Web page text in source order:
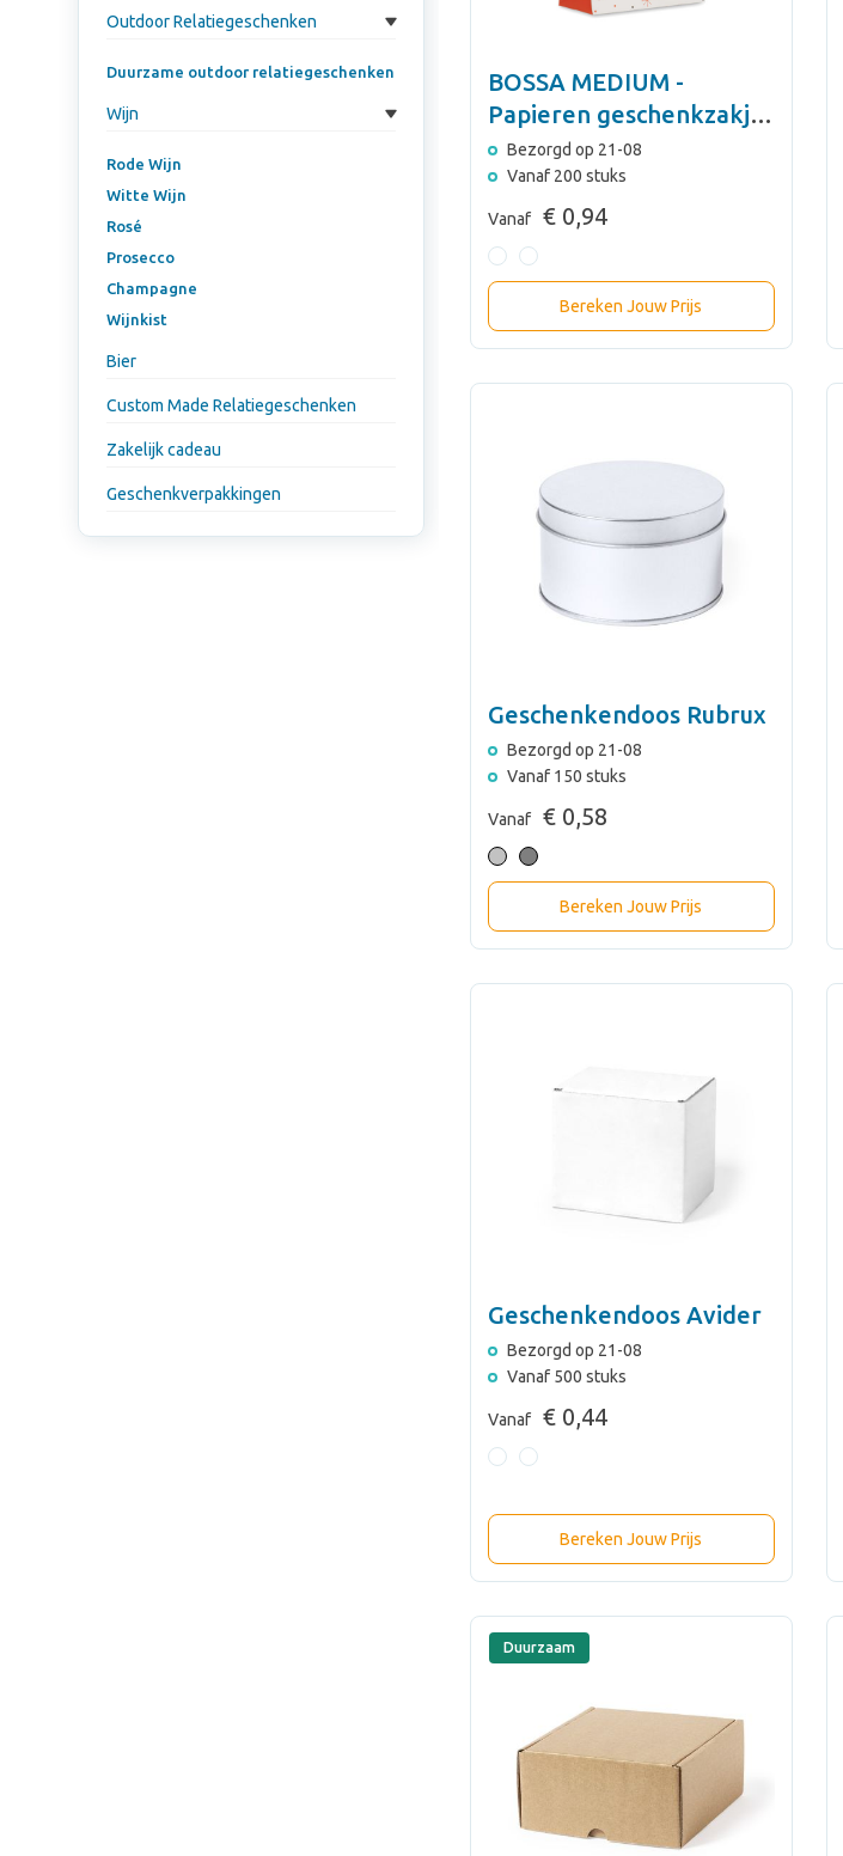
Outdoor Relatiegeschenken
Duurzame outdoor relatiegeschenken
Wijn
Rode Wijn
Witte Wijn
Rosé
Prosecco
Champagne
Wijnkist
Bier
Custom Made Relatiegeschenken
Zakelijk cadeau
Geschenkverpakkingen
BOSSA MEDIUM -
Papieren geschenkzakje
(M)Bezorgd op 21-08
Vanaf 200 stuks
Vanaf € 0,94
Bereken Jouw Prijs
Geschenkendoos Rubrux
Bezorgd op 21-08
Vanaf 150 stuks
Vanaf € 0,58
Bereken Jouw Prijs
Geschenkendoos Avider
Bezorgd op 21-08
Vanaf 500 stuks
Vanaf € 0,44
Bereken Jouw Prijs
Duurzaam